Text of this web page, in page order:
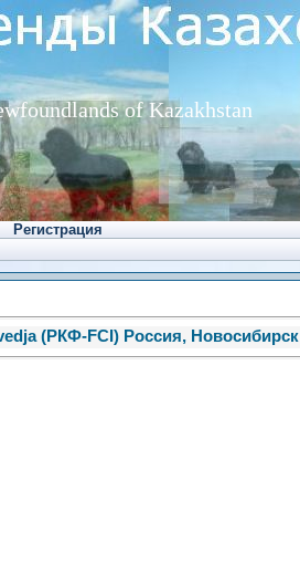
of Kazakhstan
Регистрация
(РКФ-FCI) Россия, Новосибирск